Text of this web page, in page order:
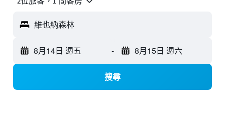
維也納森林
8月14日 週五 - 8月15日 週六
搜尋